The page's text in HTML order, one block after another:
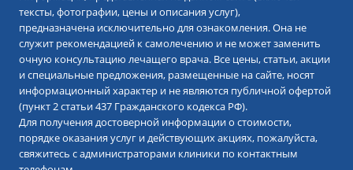
тексты, фотографии, цены и описания услуг),
предназначена исключительно для ознакомления. Она не
служит рекомендацией к самолечению и не может заменить
очную консультацию лечащего врача. Все цены, статьи, акции
и специальные предложения, размещенные на сайте, носят
информационный характер и не являются публичной офертой
(пункт 2 статьи 437 Гражданского кодекса РФ).
Для получения достоверной информации о стоимости,
порядке оказания услуг и действующих акциях, пожалуйста,
свяжитесь с администраторами клиники по контактным